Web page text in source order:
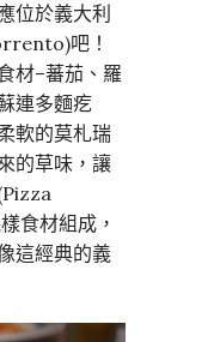
位於義大利
吧！
材–蕃茄、羅
連多麵疙
軟的莫札瑞
的草味，讓
食材組成，
這經典的義